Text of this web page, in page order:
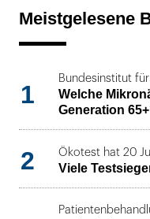
Meistgelesene
1
Bundesinstitut
Welche
Generation
2 Ökotest hat 20
Viele